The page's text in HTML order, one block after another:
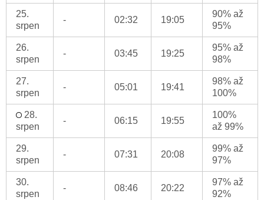
25.
srpen
- 02:32 19:05
90% až
95%
26.
srpen
- 03:45 19:25
95% až
98%
27.
srpen
- 05:01 19:41
98% až
100%
28.
srpen
- 06:15 19:55
100%
až 99%
29.
srpen
- 07:31 20:08
99% až
97%
30.
srpen
- 08:46 20:22
97% až
92%